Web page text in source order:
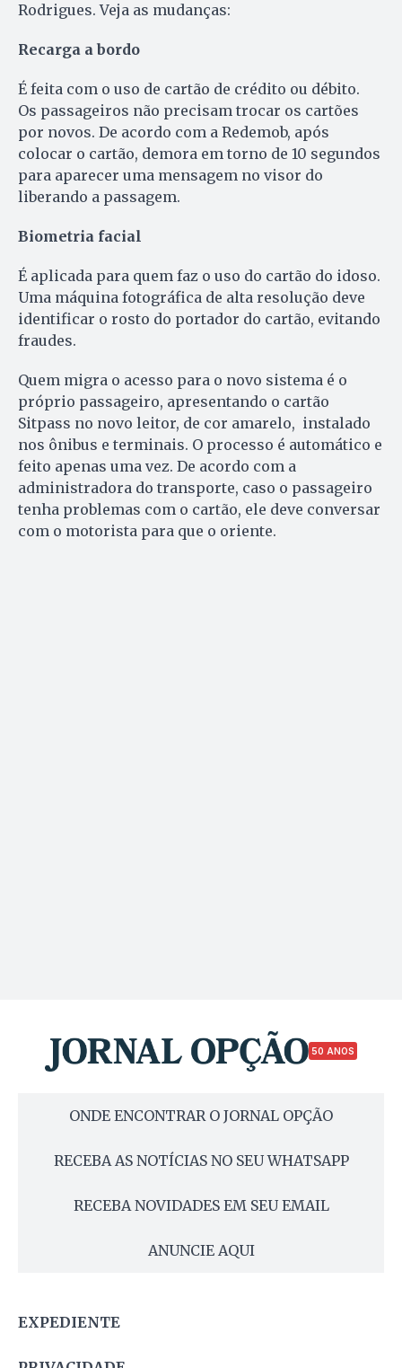
Rodrigues. Veja as mudanças:
Recarga a bordo
É feita com o uso de cartão de crédito ou débito.
Os passageiros não precisam trocar os cartões
por novos. De acordo com a Redemob, após
colocar o cartão, demora em torno de 10 segundos
para aparecer uma mensagem no visor do
liberando a passagem.
Biometria facial
É aplicada para quem faz o uso do cartão do idoso.
Uma máquina fotográfica de alta resolução deve
identificar o rosto do portador do cartão, evitando
fraudes.
Quem migra o acesso para o novo sistema é o
próprio passageiro, apresentando o cartão
Sitpass no novo leitor, de cor amarelo, instalado
nos ônibus e terminais. O processo é automático e
feito apenas uma vez. De acordo com a
administradora do transporte, caso o passageiro
tenha problemas com o cartão, ele deve conversar
com o motorista para que o oriente.
50 ANOS
ONDE ENCONTRAR O JORNAL OPÇÃO
RECEBA AS NOTÍCIAS NO SEU WHATSAPP
RECEBA NOVIDADES EM SEU EMAIL
ANUNCIE AQUI
EXPEDIENTE